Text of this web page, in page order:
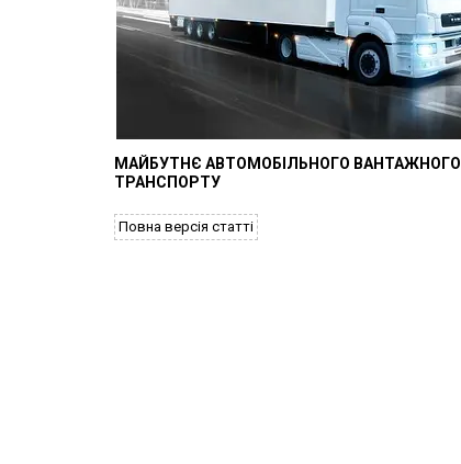
МАЙБУТНЄ АВТОМОБІЛЬНОГО ВАНТАЖНОГО
ТРАНСПОРТУ
Повна версія статті